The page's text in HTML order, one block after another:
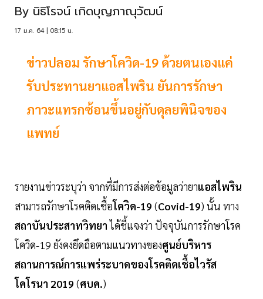
By นิธิโรจน์ เกิดบุญภาณุวัฒน์
17 ม.ค. 64 | 08:15 น.
ข่าวปลอม รักษาโควิด-19 ด้วยตนเองแค่
รับประทานยาแอสไพริน ยันการรักษา
ภาวะแทรกซ้อนขึ้นอยู่กับดุลยพินิจของ
แพทย์
รายงานข่าวระบุว่า จากที่มีการส่งต่อข้อมูลว่ายาแอสไพริน
สามารถรักษาโรคติดเชื้อโควิด-19 (Covid-19) นั้น ทาง
สถาบันประสาทวิทยาได้ชี้แจงว่า ปัจจุบันการรักษาโรค
โควิด-19 ยังคงยึดถือตามแนวทางของศูนย์บริหาร
สถานการณ์การแพร่ระบาดของโรคติดเชื้อไวรัส
โคโรนา 2019 (ศบค.)